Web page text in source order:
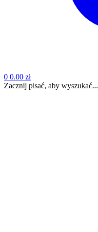
0 0.00 zł
Zacznij pisać, aby wyszukać...